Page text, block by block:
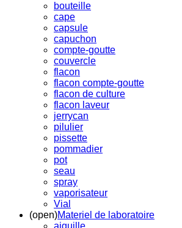
bouteille
cape
capsule
capuchon
compte-goutte
couvercle
flacon
flacon compte-goutte
flacon de culture
flacon laveur
jerrycan
pilulier
pissette
pommadier
pot
seau
spray
vaporisateur
Vial
(open)Materiel de laboratoire
aiguille